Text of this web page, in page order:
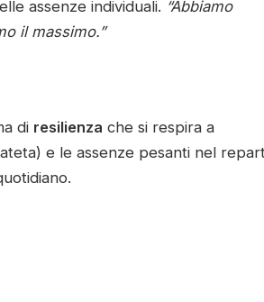
assenze individuali. “Abbiamo
il massimo.”
di resilienza che si respira a
e le assenze pesanti nel